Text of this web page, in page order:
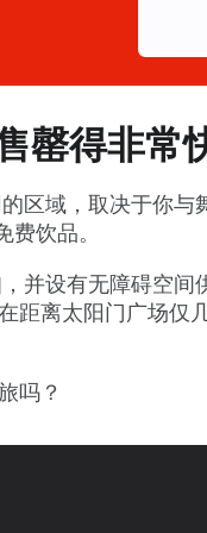
罄得非常
区域，取决于你与
饮品。
并设有无障碍空间
距离太阳门广场仅
吗？